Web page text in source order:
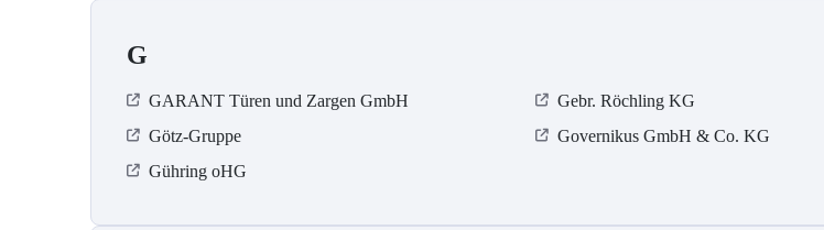
G
GARANT Türen und Zargen GmbH Gebr. Röchling KG
Götz-Gruppe
Governikus GmbH & Co. KG
Gühring oHG